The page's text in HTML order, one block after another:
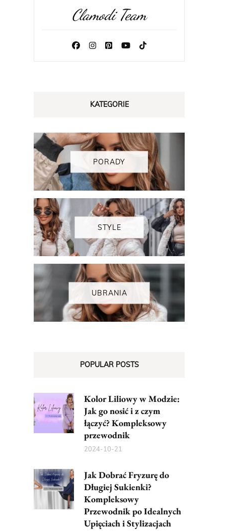
Clamodi Team
KATEGORIE
PORADY
STYLE
UBRANIA
POPULAR POSTS
Kolor Liliowy w Modzie:
Jak go nosić i z czym
łączyć? Kompleksowy
przewodnik
2024-10-21
Jak Dobrać Fryzurę do
Długiej Sukienki?
Kompleksowy
Przewodnik po Idealnych
Upięciach i Stylizacjach